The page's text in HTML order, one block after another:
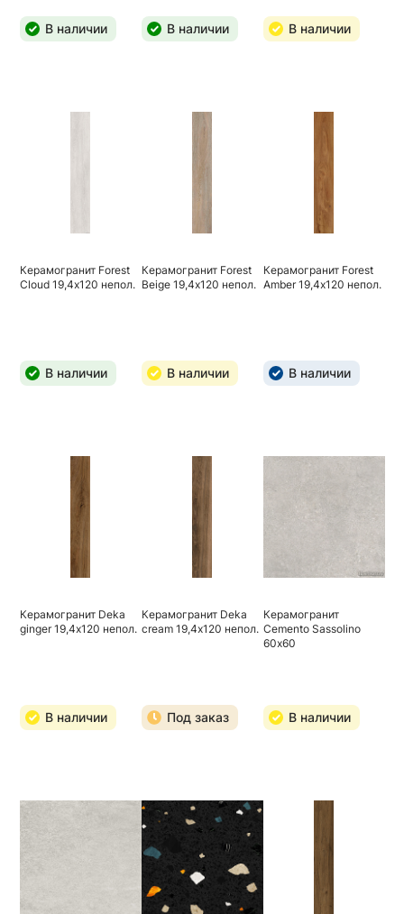
В наличии В наличии В наличии
Керамогранит Forest
Cloud 19,4х120 непол.
В наличии
Керамогранит Forest
Beige 19,4х120 непол.
В наличии
Керамогранит Forest
Amber 19,4х120 непол.
В наличии
Керамогранит Deka
ginger 19,4х120 непол.
В наличии
Керамогранит Deka
cream 19,4х120 непол.
Под заказ
Керамогранит
Cemento Sassolino
60х60
В наличии